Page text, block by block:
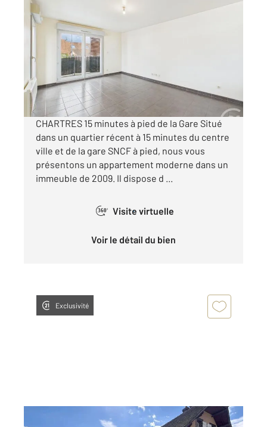
66,53 m , 3 pièces
Ref : 26958
Appartement F3 à vendre
159 500 €
Visiter le site dédié
CHARTRES 15 minutes à pied de la Gare Situé
dans un quartier récent à 15 minutes du centre
ville et de la gare SNCF à pied, nous vous
présentons un appartement moderne dans un
immeuble de 2009. Il dispose d ...
360° Visite virtuelle
Voir le détail du bien
Exclusivité